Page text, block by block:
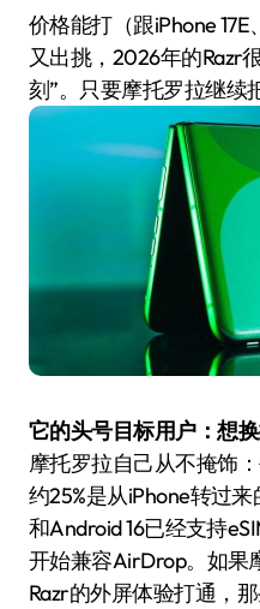
价格能打（跟iPhone
又出挑，2026年的Razr
刻”。只要摩托罗拉继
它的头号目标用户：想
摩托罗拉自己从不掩饰
约25%是从iPhone转过
和Android 16已经支持
开始兼容AirDrop。如果
Razr的外屏体验打通，